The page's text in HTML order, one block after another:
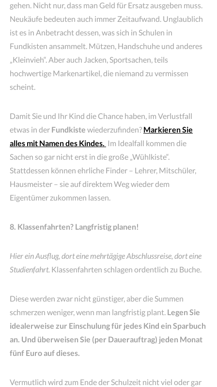
gehen. Nicht nur, dass man Geld für Ersatz ausgeben muss.
Neukäufe bedeuten auch immer Zeitaufwand. Unglaublich
ist es in Anbetracht dessen, was sich in Schulen in
Fundkisten ansammelt. Mützen, Handschuhe und anderes
„Kleinvieh“. Aber auch Jacken, Sportsachen, teils
hochwertige Markenartikel, die niemand zu vermissen
scheint.
Damit Sie und Ihr Kind die Chance haben, im Verlustfall
etwas in der Fundkiste wiederzufinden? Markieren Sie
alles mit Namen des Kindes. Im Idealfall kommen die
Sachen so gar nicht erst in die große „Wühlkiste“.
Stattdessen können ehrliche Finder – Lehrer, Mitschüler,
Hausmeister – sie auf direktem Weg wieder dem
Eigentümer zukommen lassen.
8. Klassenfahrten? Langfristig planen!
Hier ein Ausflug, dort eine mehrtägige Abschlussreise, dort eine
Studienfahrt. Klassenfahrten schlagen ordentlich zu Buche.
Diese werden zwar nicht günstiger, aber die Summen
schmerzen weniger, wenn man langfristig plant. Legen Sie
idealerweise zur Einschulung für jedes Kind ein Sparbuch
an. Und überweisen Sie (per Dauerauftrag) jeden Monat
fünf Euro auf dieses.
Vermutlich wird zum Ende der Schulzeit nicht viel oder gar